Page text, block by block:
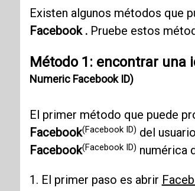
Existen algunos métodos que
Facebook . Pruebe estos
Método 1: encontrar una
Numeric Facebook ID)
El primer método que puede
Facebook(Facebook ID) del
Facebook(Facebook ID) numérica
1. El primer paso es abrir